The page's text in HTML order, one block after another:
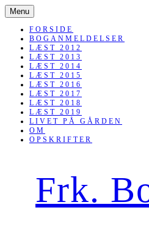
Menu SKIP
TO
CONTENT
FORSIDE
BOGANMELDELSER
LÆST 2012
LÆST 2013
LÆST 2014
LÆST 2015
LÆST 2016
LÆST 2017
LÆST 2018
LÆST 2019
LIVET PÅ GÅRDEN
OM
OPSKRIFTER
Frk.